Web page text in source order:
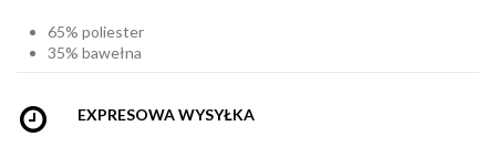
65% poliester
35% bawełna
EXPRESOWA WYSYŁKA